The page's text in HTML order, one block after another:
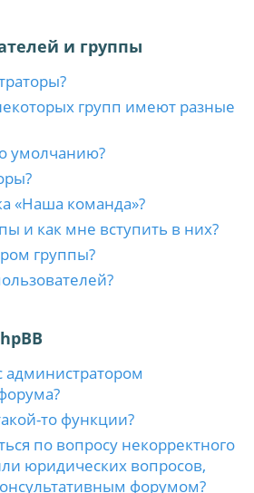
и группы
групп имеют разные
умолчанию?
«Наша команда»?
и как мне вступить в них?
группы?
администратором
то функции?
по вопросу некорректного
юридических вопросов,
форумом?